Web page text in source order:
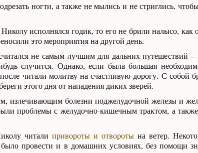
ногти, а также не мылись и не стриглись,
исполнялся годик, то его не брили налысо, как
это мероприятия на другой день.
не самым лучшим для дальних путешествий –
случится. Однако, если была большая
читали молитву на счастливую дорогу. С собой
этого дня от нападения диких зверей.
излечивающим болезни поджелудочной железы и
проблемы с желудочно-кишечным трактом, а также
читали привороты и отворотына ветер.
провести и в домашних условиях, без помощи